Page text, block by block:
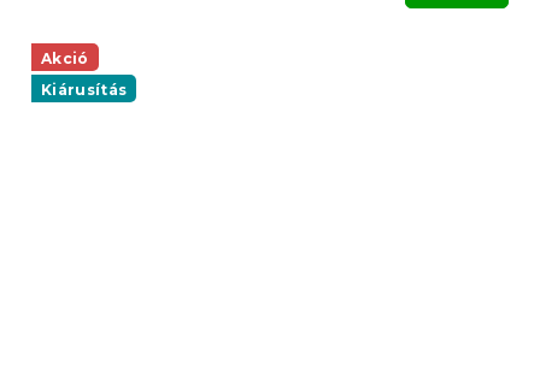
Akció
Kiárusítás